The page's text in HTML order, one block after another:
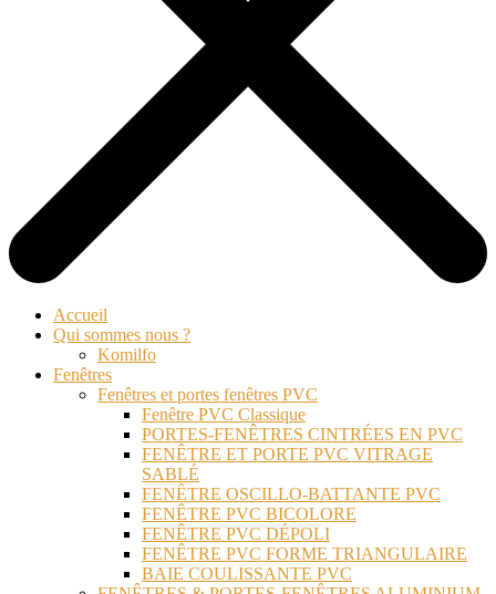
Accueil
Qui sommes nous ?
Komilfo
Fenêtres
Fenêtres et portes fenêtres PVC
Fenêtre PVC Classique
PORTES-FENÊTRES CINTRÉES EN PVC
FENÊTRE ET PORTE PVC VITRAGE
SABLÉ
FENÊTRE OSCILLO-BATTANTE PVC
FENÊTRE PVC BICOLORE
FENÊTRE PVC DÉPOLI
FENÊTRE PVC FORME TRIANGULAIRE
BAIE COULISSANTE PVC